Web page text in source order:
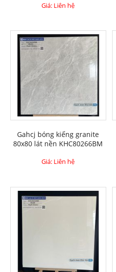
Giá: Liên hệ
Gahcj bóng kiếng granite
80x80 lát nền KHC80266BM
Giá: Liên hệ